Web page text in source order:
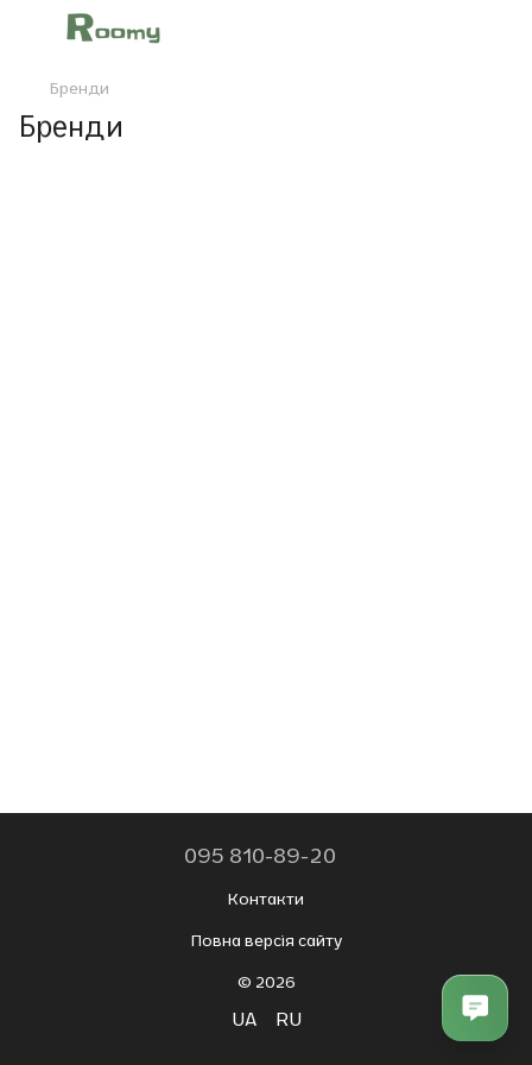
Бренди
Бренди
095 810-89-20
Контакти
Повна версія сайту
© 2026
UA RU